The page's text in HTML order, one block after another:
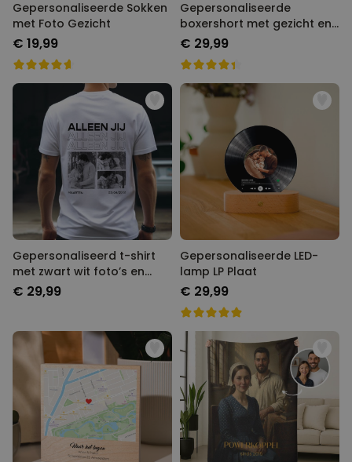
Gepersonaliseerde Sokken
met Foto Gezicht
€ 19,99
Gepersonaliseerde
boxershort met gezicht en
tekst
€ 29,99
Gepersonaliseerd t-shirt
met zwart wit foto’s en
tekst
€ 29,99
Gepersonaliseerde LED-
lamp LP Plaat
€ 29,99